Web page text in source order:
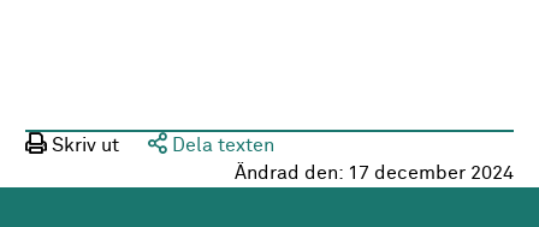
Skriv ut
Dela texten
Ändrad den: 17 december 2024